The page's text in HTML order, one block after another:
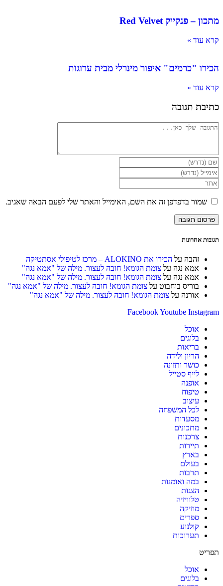
מתכון – פנקייק Red Velvet
קרא עוד »
הכירו "כרמים" איפור מינרלי מבית ערוגות
קרא עוד »
כתיבת תגובה
להגיב
הזן
את
השם
שלך
או
שם
משתמש
כדי
הזן
את
כתובת
דואר
האלקטרוני
שלך
כדי
הזן
את
כתובת
האינטרנט
שלך
שמור בדפדפן זה את השם, האימייל והאתר שלי לפעם הבאה שאגיב.
תגובות אחרונות
זהבה על הכירו את ALOKINO – מרכז לטיפולי אסתטיקה
אמא נגה על צומת הגומא! חובה לעצור. מילה של "אמא נגה"
אמא נגה על צומת הגומא! חובה לעצור. מילה של "אמא נגה"
בוריס בוחבוט על צומת הגומא! חובה לעצור. מילה של "אמא נגה"
אורנה על צומת הגומא! חובה לעצור. מילה של "אמא נגה"
FacebookYoutube Instagram
אוכל
בלוגים
בריאות
הריון ולידה
כושר ותזונה
לייף סטייל
אופנה
טיפוח
עיצוב
לכל המשפחה
מסעדות
מתכונים
צרכנות
תיירות
בארץ
בעולם
תרבות
במה ואומנות
הצגות
טלוויזיה
מוזיקה
ספרים
קולנוע
תערוכות
תפריט
אוכל
בלוגים